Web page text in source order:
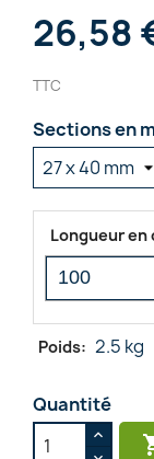
26,58
TTC
Sections en
Longueur en
Poids: 2.5 kg
Quantité